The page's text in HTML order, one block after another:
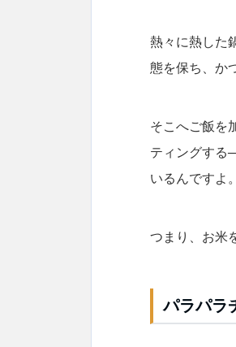
熱々に熱した
態を保ち、か
そこへご飯を
ティングする
いるんですよ。
つまり、お米
パラパラ